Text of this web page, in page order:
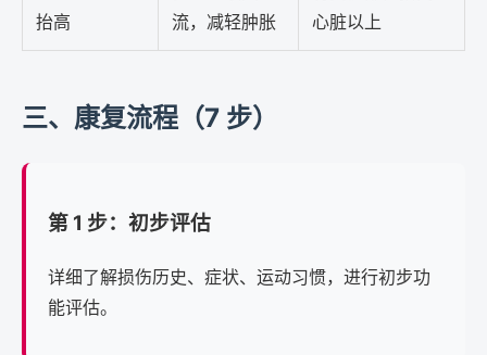
抬高
流，减轻肿胀
心脏以上
三、康复流程（7 步）
第 1 步：初步评估
详细了解损伤历史、症状、运动习惯，进行初步功
能评估。